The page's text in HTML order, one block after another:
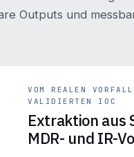
Outputs und
VOM REALEN
VALIDIERTEN IOC
Extraktion aus
MDR- und IR-